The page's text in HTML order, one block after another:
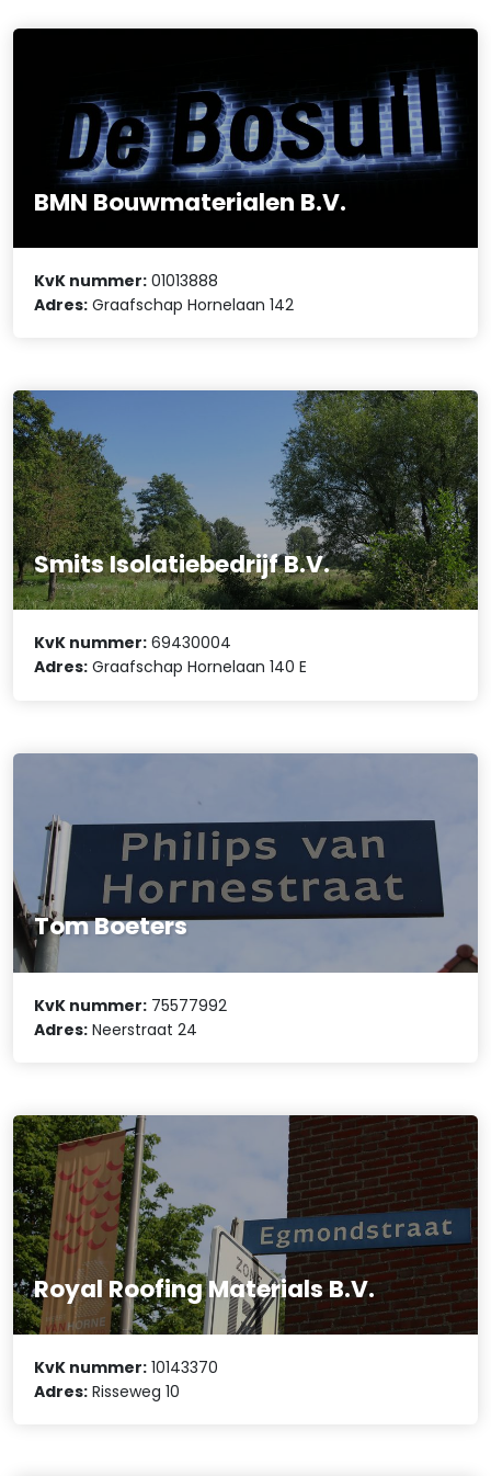
BMN Bouwmaterialen B.V.
KvK nummer: 01013888
Adres: Graafschap Hornelaan 142
Smits Isolatiebedrijf B.V.
KvK nummer: 69430004
Adres: Graafschap Hornelaan 140 E
Tom Boeters
KvK nummer: 75577992
Adres: Neerstraat 24
Royal Roofing Materials B.V.
KvK nummer: 10143370
Adres: Risseweg 10